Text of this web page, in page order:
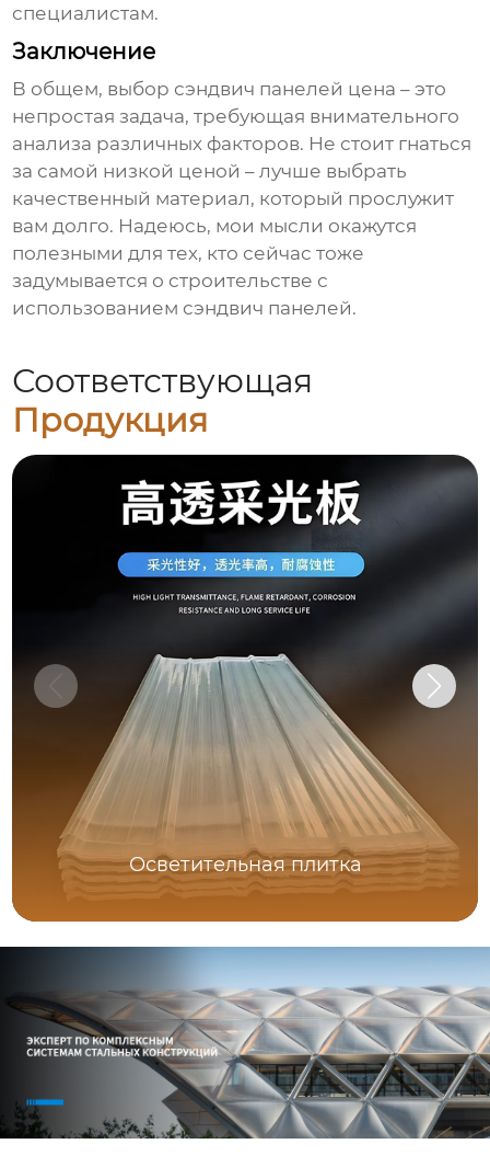
специалистам.
Заключение
В общем, выбор сэндвич панелей цена – это
непростая задача, требующая внимательного
анализа различных факторов. Не стоит гнаться
за самой низкой ценой – лучше выбрать
качественный материал, который прослужит
вам долго. Надеюсь, мои мысли окажутся
полезными для тех, кто сейчас тоже
задумывается о строительстве с
использованием сэндвич панелей.
Соответствующая
Продукция
Осветительная плитка